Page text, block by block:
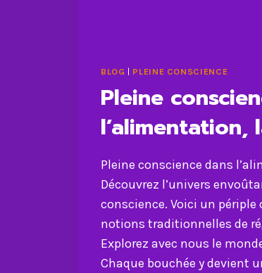
BLOG | PLEINE CONSCIENCE
Pleine
l’alimentation,
Pleine conscience dans
Découvrez l’univers
conscience. Voici un périple
notions traditionnelles de
Explorez avec nous le
Chaque bouchée y devient